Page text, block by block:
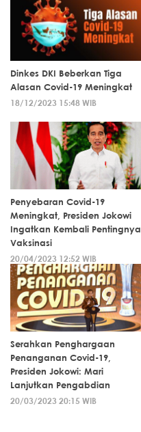
Dinkes DKI Beberkan Tiga
Alasan Covid-19 Meningkat
18/12/2023 15:48 WIB
Penyebaran Covid-19
Meningkat, Presiden Jokowi
Ingatkan Kembali Pentingnya
Vaksinasi
20/04/2023 12:52 WIB
Serahkan Penghargaan
Penanganan Covid-19,
Presiden Jokowi: Mari
Lanjutkan Pengabdian
20/03/2023 20:15 WIB